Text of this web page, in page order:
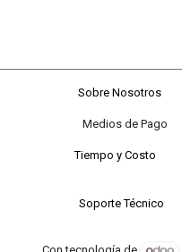
Sobre Nosotros
de Pago
Tiempo y Costo
Soporte Técnico